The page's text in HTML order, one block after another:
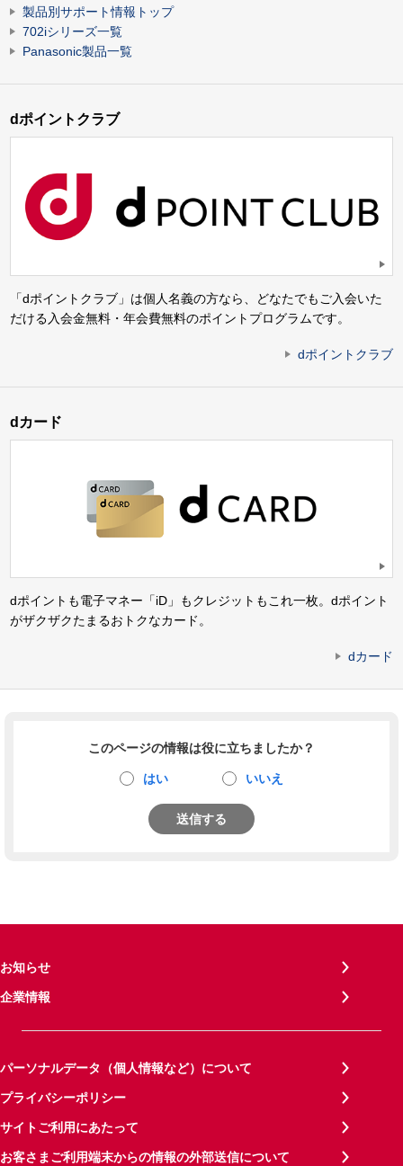
製品別サポート情報トップ
702iシリーズ一覧
Panasonic製品一覧
dポイントクラブ
「dポイントクラブ」は個人名義の方なら、どなたでもご入会いた
だける入会金無料・年会費無料のポイントプログラムです。
dポイントクラブ
dカード
dポイントも電子マネー「iD」もクレジットもこれ一枚。dポイント
がザクザクたまるおトクなカード。
dカード
このページの情報は役に立ちましたか？
はい いいえ
送信する
お知らせ
企業情報
パーソナルデータ（個人情報など）について
プライバシーポリシー
サイトご利用にあたって
お客さまご利用端末からの情報の外部送信について